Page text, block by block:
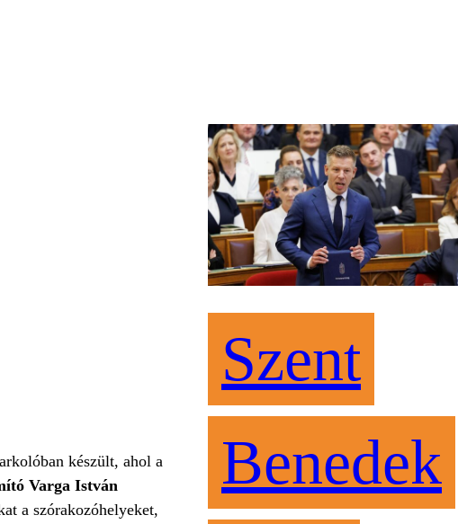
készült, ahol a
Varga István
a szórakozóhelyeket,
Szent
Benedek